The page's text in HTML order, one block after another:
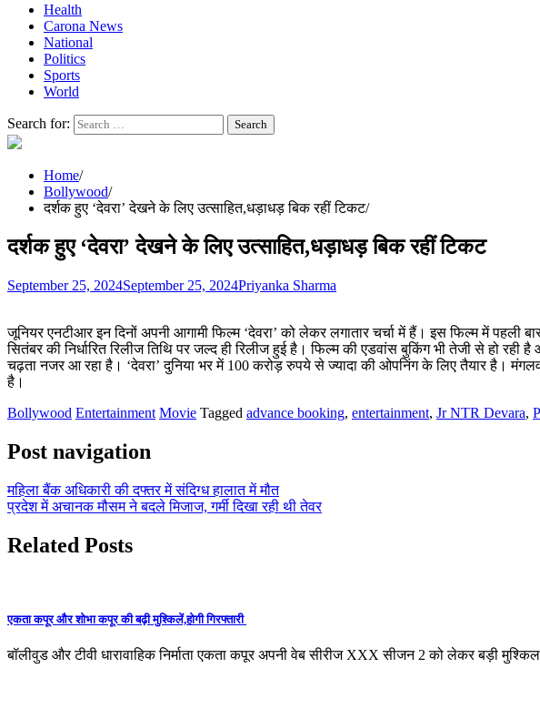
Health
Carona News
National
Politics
Sports
World
Search for:
Home
Bollywood
दर्शक हुए ‘देवरा’ देखने के लिए उत्साहित,धड़ाधड़ बिक रहीं टिकट
दर्शक हुए ‘देवरा’ देखने के लिए उत्साहित,धड़ाधड़ बिक रहीं टिकट
September 25, 2024September 25, 2024Priyanka Sharma
जूनियर एनटीआर इन दिनों अपनी आगामी फिल्म ‘देवरा’ को लेकर लगातार चर्चा में हैं। इस फिल्म में पहली
सितंबर की निर्धारित रिलीज तिथि पर जल्द ही रिलीज हुई है। फिल्म की एडवांस बुकिंग भी तेजी से हो
चढ़ता नजर आ रहा है। ‘देवरा’ दुनिया भर में 100 करोड़ रुपये से ज्यादा की ओपनिंग के लिए तैयार है।
है।
Bollywood Entertainment Movie Tagged advance booking, entertainment, Jr NTR Devara,
Post navigation
महिला बैंक अधिकारी की दफ्तर में संदिग्ध हालात में मौत
प्रदेश में अचानक मौसम ने बदले मिजाज, गर्मी दिखा रही थी तेवर
Related Posts
एकता कपूर और शोभा कपूर की बढ़ी मुश्किलें,होगी गिरफ्तारी
बॉलीवुड और टीवी धारावाहिक निर्माता एकता कपूर अपनी वेब सीरीज XXX सीजन 2 को लेकर बड़ी